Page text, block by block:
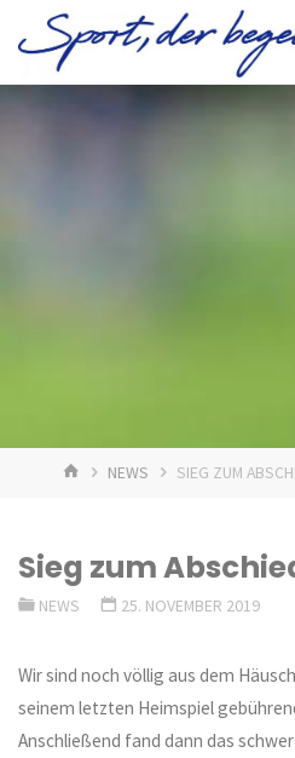
Inhalt
springen
STARTNEWS SIEG ZUM
Sieg zum
NEWS 25. NOVEMBER 2019
Wir sind noch völlig aus dem
seinem letzten Heimspiel
Anschließend fand dann das